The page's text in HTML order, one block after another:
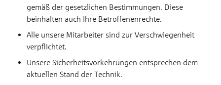
gemäß der gesetzlichen Bestimmungen. Diese
beinhalten auch Ihre Betroffenenrechte.
Alle unsere Mitarbeiter sind zur Verschwiegenheit
verpflichtet.
Unsere Sicherheitsvorkehrungen entsprechen dem
aktuellen Stand der Technik.